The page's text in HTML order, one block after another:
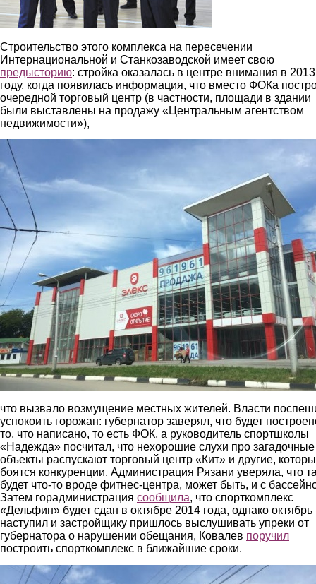
Строительство этого комплекса на пересечении
Интернациональной и Станкозаводской имеет свою
предысторию: стройка оказалась в центре внимания в 2013
году, когда появилась информация, что вместо ФОКа
очередной торговый центр (в частности, площади в здании
были выставлены на продажу «Центральным агентством
недвижимости»),
5.jpg
что вызвало возмущение местных жителей. Власти
успокоить горожан: губернатор заверял, что будет
то, что написано, то есть ФОК, а руководитель спортшколы
«Надежда» посчитал, что нехорошие слухи про загадочные
объекты распускают торговый центр «Кит» и другие,
боятся конкуренции. Администрация Рязани уверяла, что
будет что-то вроде фитнес-центра, может быть, и с
Затем горадминистрация сообщила, что спорткомплекс
«Дельфин» будет сдан в октябре 2014 года, однако октябрь
наступил и застройщику пришлось выслушивать упреки от
губернатора о нарушении обещания, Ковалев поручил
построить спорткомплекс в ближайшие сроки.
4.jpg